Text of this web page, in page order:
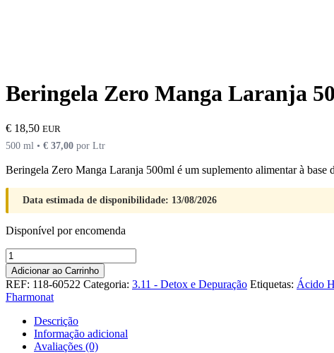
Beringela Zero Manga Laranja
€ 18,50 EUR
500 ml • € 37,00 por Ltr
Beringela Zero Manga Laranja 500ml é um suplemento alimentar à
Data estimada de disponibilidade: 13/08/2026
Disponível por encomenda
Quantidade
de
Beringela
Zero
Manga
Laranja
500ml
Adicionar ao Carrinho
REF: 118-60522 Categoria: 3.11 - Detox e Depuração Etiquetas: Ácido
Fharmonat
Descrição
Informação adicional
Avaliações (0)